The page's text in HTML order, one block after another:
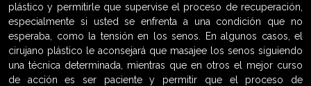
plástico y permitirle que supervise el proceso de recuperación,
especialmente si usted se enfrenta a una condición que no
esperaba, como la tensión en los senos. En algunos casos, el
cirujano plástico le aconsejará que masajee los senos siguiendo
una técnica determinada, mientras que en otros el mejor curso
de acción es ser paciente y permitir que el proceso de